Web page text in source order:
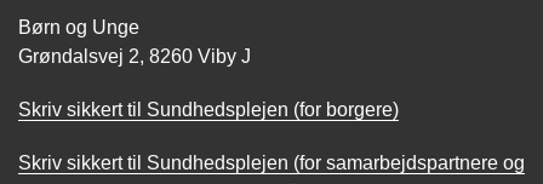
Børn og Unge
Grøndalsvej 2, 8260 Viby J
Skriv sikkert til Sundhedsplejen (for borgere)
Skriv sikkert til Sundhedsplejen (for samarbejdspartnere og